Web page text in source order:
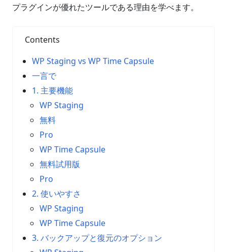
プラグインが優れたツールである理由を学べます。
Contents
WP Staging vs WP Time Capsule
一言で
1. 主要機能
WP Staging
無料
Pro
WP Time Capsule
無料試用版
Pro
2. 使いやすさ
WP Staging
WP Time Capsule
3. バックアップと復元のオプション